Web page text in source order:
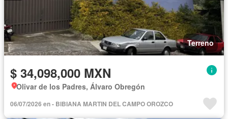
Terreno
$ 34,098,000 MXN
Olivar de los Padres, Álvaro Obregón
06/07/2026 en - BIBIANA MARTIN DEL CAMPO OROZCO